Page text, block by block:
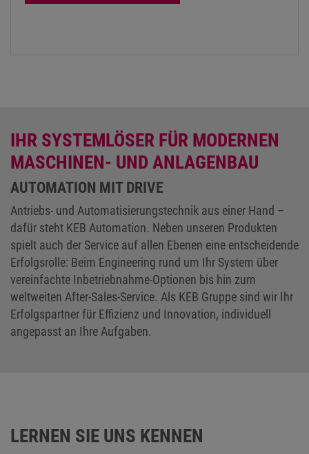
MASCHINEN- UND ANLAGENBAU
AUTOMATION MIT DRIVE
Antriebs- und Automatisierungstechnik aus einer Hand –
dafür steht KEB Automation. Neben unseren Produkten
spielt auch der Service auf allen Ebenen eine entscheidende
Erfolgsrolle: Beim Engineering rund um Ihr System über
vereinfachte Inbetriebnahme-Optionen bis hin zum
weltweiten After-Sales-Service. Als KEB Gruppe sind wir Ihr
Erfolgspartner für Effizienz und Innovation, individuell
angepasst an Ihre Aufgaben.
Verpassen Sie keine Produkthighlights mehr, kommen Sie